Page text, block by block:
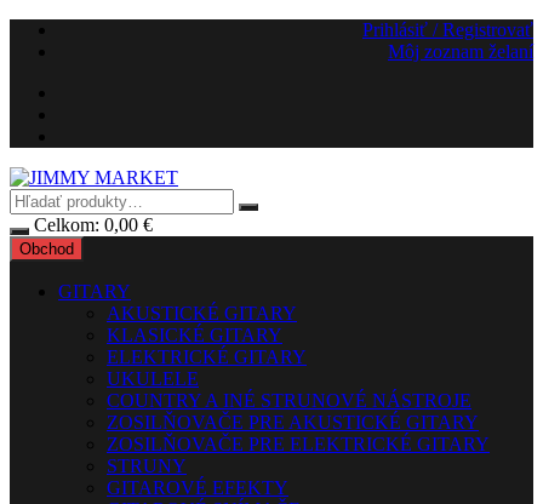
Preskočiť
Prihlásiť / Registrovať
Môj zoznam želaní
Celkom: 0,00 €
Obchod
GITARY
AKUSTICKÉ GITARY
KLASICKÉ GITARY
ELEKTRICKÉ GITARY
UKULELE
COUNTRY A INÉ STRUNOVÉ NÁSTROJE
ZOSILŇOVAČE PRE AKUSTICKÉ GITARY
ZOSILŇOVAČE PRE ELEKTRICKÉ GITARY
STRUNY
GITAROVÉ EFEKTY